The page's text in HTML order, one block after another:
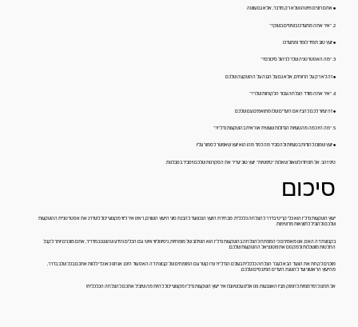
• אתם רוצים מישהו שלא רק מדבר, אלא גם עושה
2. "איך אתה מתעדכן בשינויים בשוק?"
• יועץ טוב תמיד לומד ומתעדכן
3. "מה האסטרטגיה שלך לניהול סיכונים?"
• זה לא רק על הרווחים, אלא גם על הגנה על ההשקעה שלכם
4. "איך אתה מודד הצלחה עבור הלקוחות שלך?"
• זה יעזור לכם להבין אם היעדים שלו מתואמים עם שלכם
5. "מה היו כמה מהטעויות הגדולות שעשית או ראית בהשקעות נדל"ן?"
• יועץ שמוכן להודות בטעויות ולהסביר מה למד מהן הוא יועץ שאפשר לסמוך עליו
טיפ זהב: אל תפחדו לשאול שאלות "טיפשיות". יועץ טוב יעריך את הסקרנות שלכם ויסביר בסבלנות.
סיכום
ייעוץ השקעות נדל"ן הוא כלי קריטי בדרך להצלחה כלכלית. מבחירת היועץ הנכון ועד להבנת סוגי הייעוץ השונים, ראינו איך ליווי מקצועי יכול לשדרג את אסטרטגיית ההשקעות
שלכם ולהוביל לתוצאות מרשימות.
בקבוצת דה האס, אנו מאמינים כי המפתח להצלחה בהשקעות נדל"ן הוא השילוב של מומחיות, ניסיון וליווי אישי. עם הכלים והידע שהצגנו במדריך, אתם מוכנים יותר לקבל
החלטות מושכלות ולמקסם את פוטנציאל ההשקעות שלכם.
מוכנים לקחת את הצעד הבא לעבר הצלחה כלכלית בעולם הנדל"ן? צרו קשר עם המומחים של קבוצת דה האס עוד היום. אנחנו כאן כדי ללוות אתכם בכל שלב בדרך,
מהייעוץ הראשוני ועד להשגת היעדים הפיננסיים שלכם.
אל תתנו להזדמנויות לחמוק מבין האצבעות. פנו אלינו עכשיו וגלו איך ייעוץ השקעות נדל"ן מקצועי יכול להיות מה שיוביל אתכם להצלחה הכלכלית!